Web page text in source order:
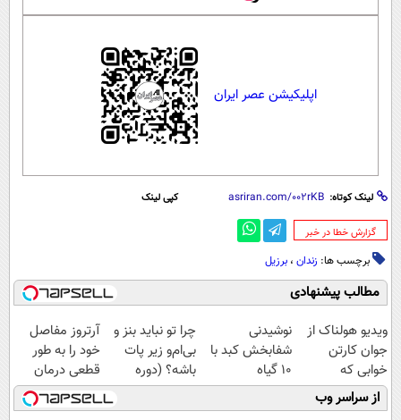
اپلیکیشن عصر ایران
لینک کوتاه: کپی لینک
‌گزارش خطا در خبر
برچسب ها: زندان ، برزیل
مطالب پیشنهادی
ویدیو هولناک از
جوان کارتن
خوابی که
میلیاردر شد.
آموزش رایگان
نوشیدنی
شفابخش کبد با
10 گیاه
موثر(تخفیف تا
امشب)
چرا تو نباید بنز و
بی‌ام‌و زیر پات
باشه؟ (دوره
رایگان درآمد
میلیاردی)
آرتروز مفاصل
خود را به طور
قطعی درمان
کنید!
◗پرسش‌نامه◖
از سراسر وب